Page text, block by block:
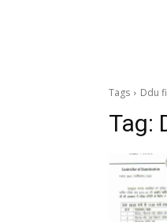
Tags Ddu
Tag: